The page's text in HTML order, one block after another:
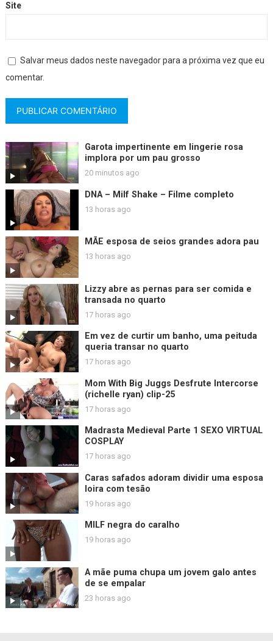
Site
Salvar meus dados neste navegador para a próxima vez que eu
comentar.
Garota impertinente em lingerie rosa
implora por um pau grosso
20 minutos ago
DNA – Milf Shake – Filme completo
13 horas ago
MÃE esposa de seios grandes adora pau
13 horas ago
Lizzy abre as pernas para ser comida e
transada no quarto
17 horas ago
Em vez de curtir um banho, uma peituda
queria transar no quarto
17 horas ago
Mom With Big Juggs Desfrute Intercorse
(richelle ryan) clip-25
17 horas ago
Madrasta Medieval Parte 1 SEXO VIRTUAL
COSPLAY
17 horas ago
Caras safados adoram dividir uma esposa
loira com tesão
19 horas ago
MILF negra do caralho
19 horas ago
A mãe puma chupa um jovem galo antes
de se empalar
23 horas ago